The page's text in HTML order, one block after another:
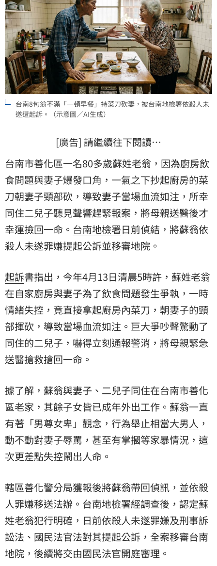
台南8旬翁不滿「一頓早餐」持菜刀砍妻，被台南地檢署依殺人未
遂遭起訴。（示意圖／AI生成）
[廣告] 請繼續往下閱讀…
台南市善化區一名80多歲蘇姓老翁，因為廚房飲
食問題與妻子爆發口角，一氣之下抄起廚房的菜
刀朝妻子頸部砍，導致妻子當場血流如注，所幸
同住二兒子聽見聲響趕緊報案，將母親送醫後才
幸運撿回一命。 台南地檢署日前偵結，將蘇翁依
殺人未遂罪嫌提起公訴並移審地院。
起訴書指出，今年4月13日清晨5時許，蘇姓老翁
在自家廚房與妻子為了飲食問題發生爭執，一時
情緒失控，竟直接拿起廚房內菜刀，朝妻子的頸
部揮砍，導致當場血流如注。巨大爭吵聲驚動了
同住的二兒子，嚇得立刻通報警消，將母親緊急
送醫搶救搶回一命。
據了解，蘇翁與妻子、二兒子同住在台南市善化
區老家，其餘子女皆已成年外出工作。蘇翁一直
有著「男尊女卑」觀念，行為舉止相當大男人 ，
動不動對妻子辱罵，甚至有掌摑等家暴情況，這
次更差點失控鬧出人命。
轄區善化警分局獲報後將蘇翁帶回偵訊，並依殺
人罪嫌移送法辦。台南地檢署經調查後，認定蘇
姓老翁犯行明確，日前依殺人未遂罪嫌及刑事訴
訟法、國民法官法對其提起公訴，全案移審台南
地院，後續將交由國民法官開庭審理。